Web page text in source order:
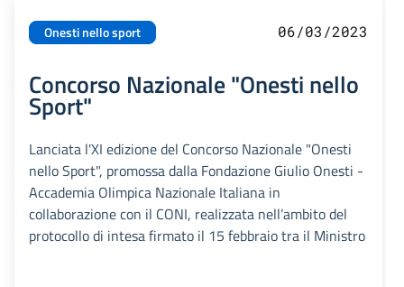
Onesti nello sport 06/03/2023
Concorso Nazionale "Onesti nello
Sport"
Lanciata l'XI edizione del Concorso Nazionale "Onesti
nello Sport", promossa dalla Fondazione Giulio Onesti -
Accademia Olimpica Nazionale Italiana in
collaborazione con il CONI, realizzata nell’ambito del
protocollo di intesa firmato il 15 febbraio tra il Ministro